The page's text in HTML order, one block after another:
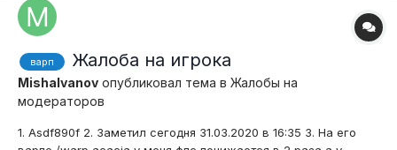
варп Жалоба на игрока
MishaIvanov опубликовал тема в Жалобы на
модераторов
1. Asdf890f 2. Заметил сегодня 31.03.2020 в 16:35 3. На его